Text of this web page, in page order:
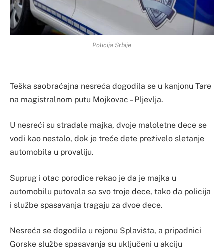
Policija Srbije
Teška saobraćajna nesreća dogodila se u kanjonu Tare
na magistralnom putu Mojkovac – Pljevlja.
U nesreći su stradale majka, dvoje maloletne dece se
vodi kao nestalo, dok je treće dete preživelo sletanje
automobila u provaliju.
Suprug i otac porodice rekao je da je majka u
automobilu putovala sa svo troje dece, tako da policija
i službe spasavanja tragaju za dvoe dece.
Nesreća se dogodila u rejonu Splavišta, a pripadnici
Gorske službe spasavanja su uključeni u akciju